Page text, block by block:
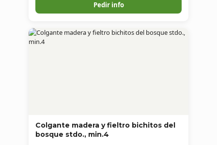
Pedir info
Colgante madera y fieltro bichitos del
bosque stdo., min.4